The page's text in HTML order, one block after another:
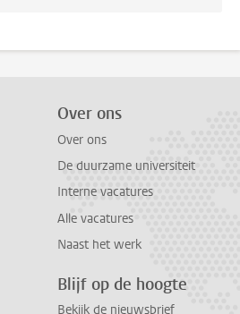
Over ons
Over ons
De duurzame universiteit
Interne vacatures
Alle vacatures
Naast het werk
Blijf op de hoogte
Bekijk de nieuwsbrief